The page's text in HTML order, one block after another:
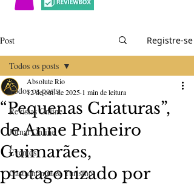
Post Registre-se
Todos os posts
Revistas Online
Jornal Online
Eventos
Gastronomia & Turismo
Todos os posts
“Pequenas Criaturas”,
de Anne Pinheiro
Guimarães,
protagonizado por
Absolute Rio
12 de out. de 2025 1 min de leitura